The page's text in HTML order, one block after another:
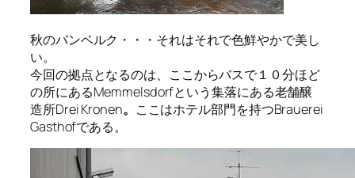
秋のバンベルク・・・それはそれで色鮮やかで美し
い。
今回の拠点となるのは、ここからバスで１０分ほど
の所にあるMemmelsdorfという集落にある老舗醸
造所Drei Kronen。 ここはホテル部門を持つBrauerei
Gasthofである。